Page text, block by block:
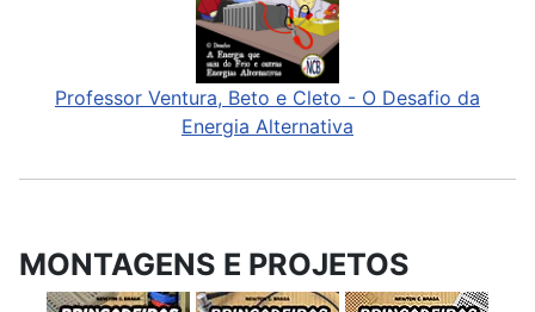
Professor Ventura, Beto e Cleto - O Desafio da
Energia Alternativa
MONTAGENS E PROJETOS